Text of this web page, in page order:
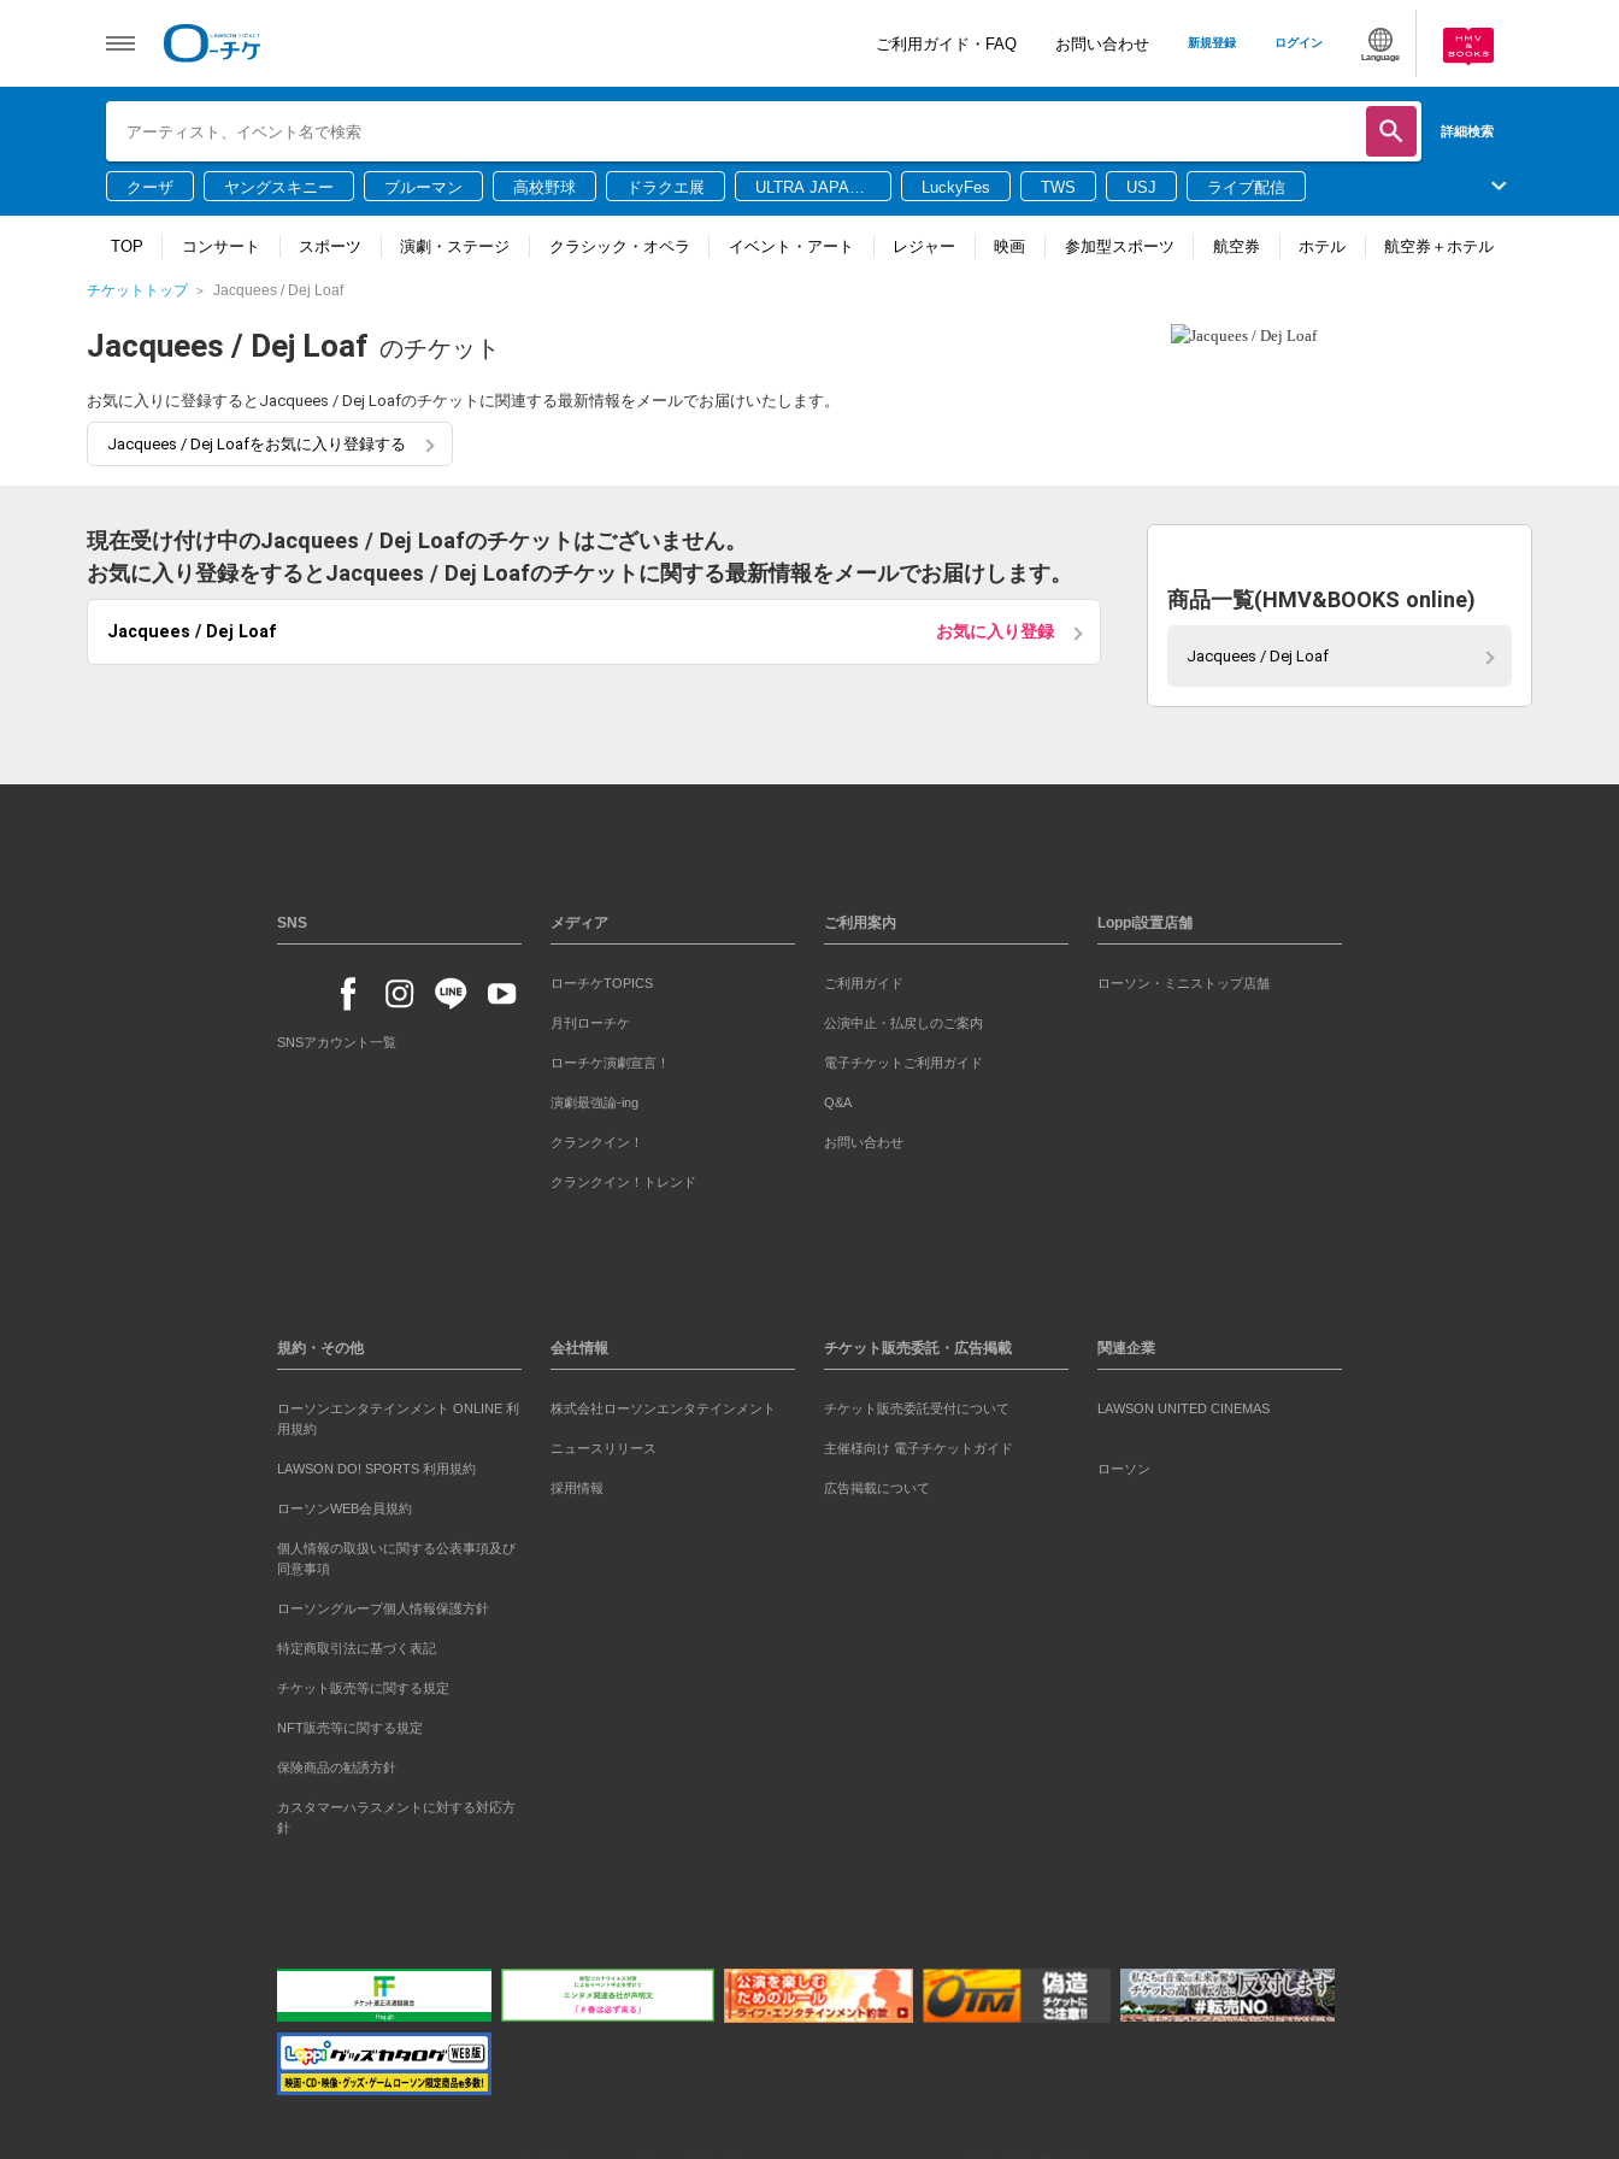
ご利用ガイド・FAQ お問い合わせ 新規登録 ログイン
Language
詳細検索
クーザ ヤングスキニー ブルーマン 高校野球 ドラクエ展
ULTRA JAPAN
LuckyFes TWS USJ ライブ配信
TOP コンサート スポーツ 演劇・ステージ クラシック・オペラ イベント・アート レジャー 映画 参加型スポーツ 航空券 ホテル 航空券＋ホテル
チケットトップ Jacquees / Dej Loaf
Jacquees / Dej Loaf のチケット
お気に入りに登録するとJacquees / Dej Loafのチケットに関連する最新情報をメールでお届けいたします。
Jacquees / Dej Loafをお気に入り登録する
現在受け付け中のJacquees / Dej Loafのチケットはございません。
お気に入り登録をするとJacquees / Dej Loafのチケットに関する最新情報をメールでお届けします。
Jacquees / Dej Loaf お気に入り登録
商品一覧(HMV&BOOKS online)
Jacquees / Dej Loaf
SNS
SNSアカウント一覧
メディア
ローチケTOPICS
月刊ローチケ
ローチケ演劇宣言！
演劇最強論-ing
クランクイン！
クランクイン！トレンド
ご利用案内
ご利用ガイド
公演中止・払戻しのご案内
電子チケットご利用ガイド
Q&A
お問い合わせ
Loppi設置店舗
ローソン・ミニストップ店舗
規約・その他
ローソンエンタテインメント ONLINE 利
用規約
LAWSON DO! SPORTS 利用規約
ローソンWEB会員規約
個人情報の取扱いに関する公表事項及び
同意事項
ローソングループ個人情報保護方針
特定商取引法に基づく表記
チケット販売等に関する規定
NFT販売等に関する規定
保険商品の勧誘方針
カスタマーハラスメントに対する対応方
針
会社情報
株式会社ローソンエンタテインメント
ニュースリリース
採用情報
チケット販売委託・広告掲載
チケット販売委託受付について
主催様向け 電子チケットガイド
広告掲載について
関連企業
LAWSON UNITED CINEMAS
ローソン